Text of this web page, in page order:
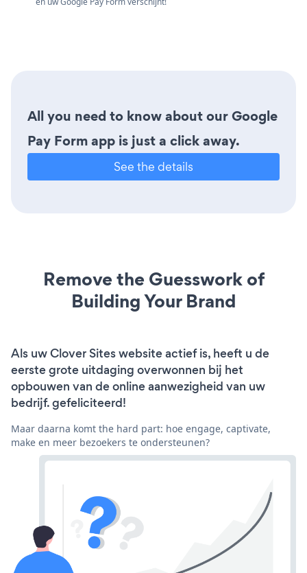
All you need to know about our Google
Pay Form app is just a click away.
See the details
Remove the Guesswork of
Building Your Brand
Als uw Clover Sites website actief is, heeft u de
eerste grote uitdaging overwonnen bij het
opbouwen van de online aanwezigheid van uw
bedrijf. gefeliciteerd!
Maar daarna komt the hard part: hoe engage, captivate,
make en meer bezoekers te ondersteunen?